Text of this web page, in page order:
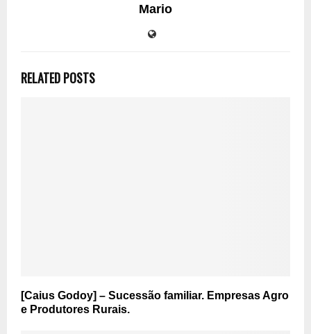
Mario
RELATED POSTS
[Caius Godoy] – Sucessão familiar. Empresas Agro
e Produtores Rurais.